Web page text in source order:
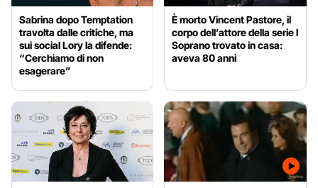
Sabrina dopo Temptation
travolta dalle critiche, ma
sui social Lory la difende:
“Cerchiamo di non
esagerare”
È morto Vincent Pastore, il
corpo dell’attore della serie I
Soprano trovato in casa:
aveva 80 anni